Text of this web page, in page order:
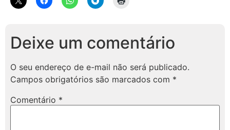
Deixe um comentário
O seu endereço de e-mail não será publicado.
Campos obrigatórios são marcados com *
Comentário *